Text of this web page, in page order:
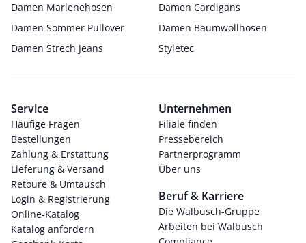
Damen Marlenehosen
Damen Cardigans
Damen Sommer Pullover
Damen Baumwollhosen
Damen Strech Jeans
Styletec
Service
Häufige Fragen
Bestellungen
Zahlung & Erstattung
Lieferung & Versand
Retoure & Umtausch
Login & Registrierung
Online-Katalog
Katalog anfordern
Unternehmen
Filiale finden
Pressebereich
Partnerprogramm
Über uns
Beruf & Karriere
Die Walbusch-Gruppe
Arbeiten bei Walbusch